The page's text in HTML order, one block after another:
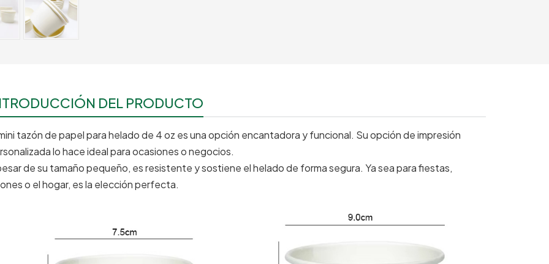
DEL PRODUCTO
tazón de papel para helado de 4 oz es una opción encantadora y funcional. Su opción de impresión
lo hace ideal para ocasiones o negocios.
de su tamaño pequeño, es resistente y sostiene el helado de forma segura. Ya sea para fiestas,
o el hogar, es la elección perfecta.